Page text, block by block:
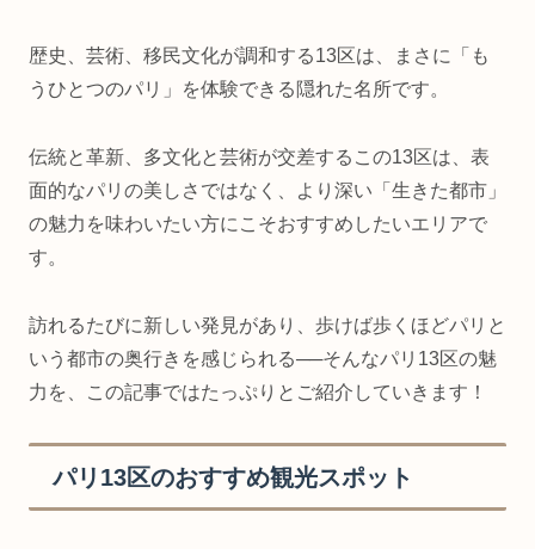
歴史、芸術、移民文化が調和する13区は、まさに「も
うひとつのパリ」を体験できる隠れた名所です。
伝統と革新、多文化と芸術が交差するこの13区は、表
面的なパリの美しさではなく、より深い「生きた都市」
の魅力を味わいたい方にこそおすすめしたいエリアで
す。
訪れるたびに新しい発見があり、歩けば歩くほどパリと
いう都市の奥行きを感じられる──そんなパリ13区の魅
力を、この記事ではたっぷりとご紹介していきます！
パリ13区のおすすめ観光スポット